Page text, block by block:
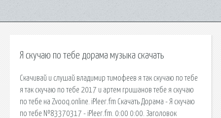
Я скучаю по тебе дорама музыка скачать
Скачивай и слушай владимир тимофеев я так скучаю по тебе
я так скучаю по тебе 2017 и артем гришанов тебе я скучаю
по тебе на Zvooq.online. iPleer.fm Скачать Дорама - Я скучаю
по тебе №83370317 - iPleer.fm. 0:00 0:00. Заголовок